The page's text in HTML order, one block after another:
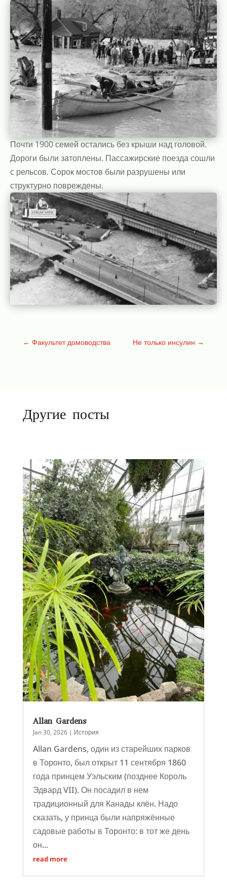
Почти 1900 семей остались без крыши над головой.
Дороги были затоплены. Пассажирские поезда сошли
с рельсов. Сорок мостов были разрушены или
структурно повреждены.
← Факультет домоводства Не только инсулин →
Другие посты
Allan Gardens
Jan 30, 2026| История
Allan Gardens, один из старейших парков
в Торонто, был открыт 11 сентября 1860
года принцем Уэльским (позднее Король
Эдвард VII). Он посадил в нем
традиционный для Канады клён. Надо
сказать, у принца были напряжённые
садовые работы в Торонто: в тот же день
он...
read more